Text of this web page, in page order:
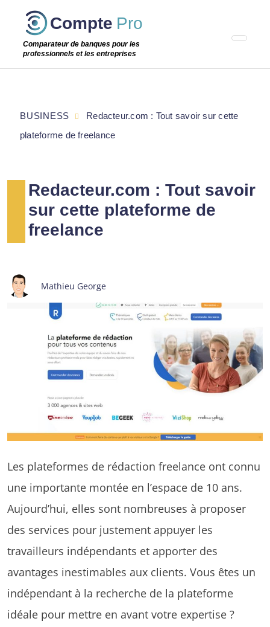
Passer
étape
Compte Pro
Comparateur de banques pour les
professionnels et les entreprises
Redacteur.com : Tout savoir
sur cette plateforme de
freelance
Mathieu George
Les plateformes de rédaction freelance ont connu
une importante montée en l’espace de 10 ans.
Aujourd’hui, elles sont nombreuses à proposer
des services pour justement appuyer les
travailleurs indépendants et apporter des
avantages inestimables aux clients. Vous êtes un
indépendant à la recherche de la plateforme
idéale pour mettre en avant votre expertise ?
BUSINESS
Redacteur.com : Tout savoir sur cette
plateforme de freelance